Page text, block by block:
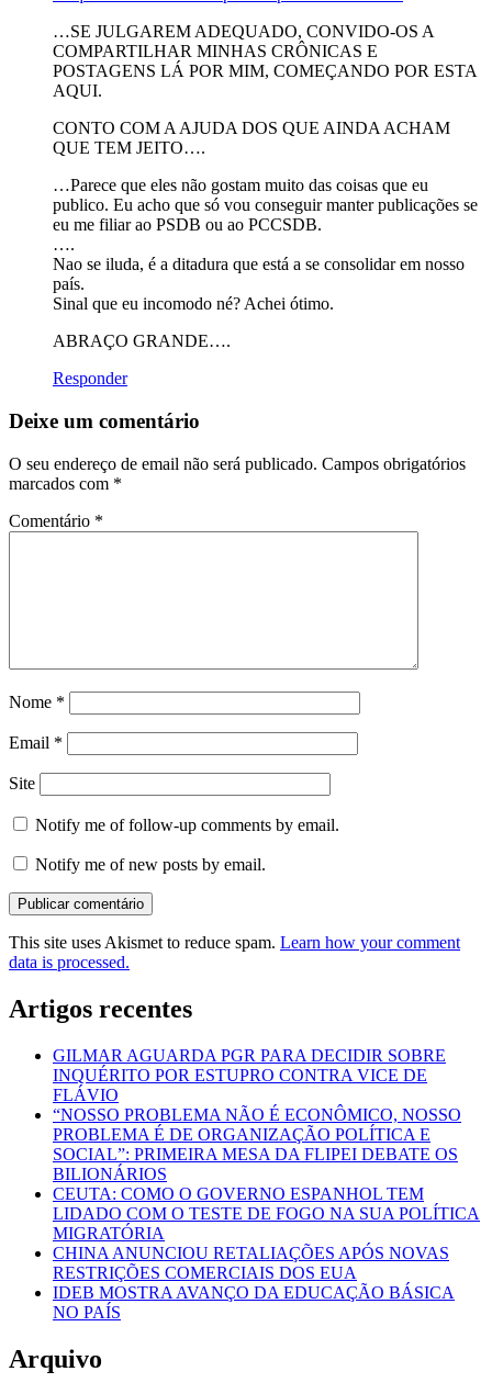
…SE JULGAREM ADEQUADO, CONVIDO-OS A
COMPARTILHAR MINHAS CRÔNICAS E
POSTAGENS LÁ POR MIM, COMEÇANDO POR ESTA
AQUI.
CONTO COM A AJUDA DOS QUE AINDA ACHAM
QUE TEM JEITO….
…Parece que eles não gostam muito das coisas que eu
publico. Eu acho que só vou conseguir manter publicações se
eu me filiar ao PSDB ou ao PCCSDB.
….
Nao se iluda, é a ditadura que está a se consolidar em nosso
país.
Sinal que eu incomodo né? Achei ótimo.
ABRAÇO GRANDE….
Responder
Deixe um comentário
O seu endereço de email não será publicado. Campos obrigatórios
marcados com *
Comentário *
Nome *
Email *
Site
Notify me of follow-up comments by email.
Notify me of new posts by email.
This site uses Akismet to reduce spam. Learn how your comment
data is processed.
Artigos recentes
GILMAR AGUARDA PGR PARA DECIDIR SOBRE
INQUÉRITO POR ESTUPRO CONTRA VICE DE
FLÁVIO
“NOSSO PROBLEMA NÃO É ECONÔMICO, NOSSO
PROBLEMA É DE ORGANIZAÇÃO POLÍTICA E
SOCIAL”: PRIMEIRA MESA DA FLIPEI DEBATE OS
BILIONÁRIOS
CEUTA: COMO O GOVERNO ESPANHOL TEM
LIDADO COM O TESTE DE FOGO NA SUA POLÍTICA
MIGRATÓRIA
CHINA ANUNCIOU RETALIAÇÕES APÓS NOVAS
RESTRIÇÕES COMERCIAIS DOS EUA
IDEB MOSTRA AVANÇO DA EDUCAÇÃO BÁSICA
NO PAÍS
Arquivo